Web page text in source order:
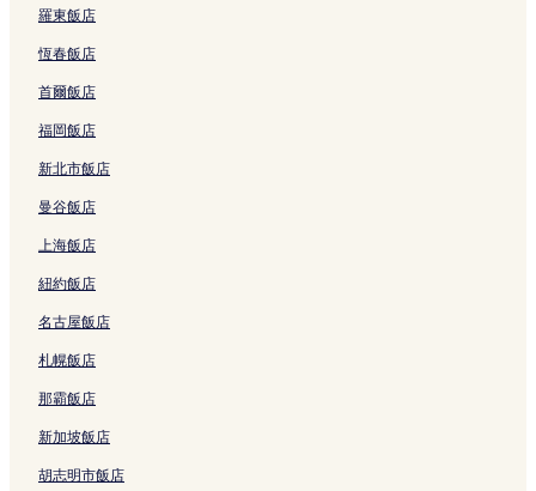
羅東飯店
恆春飯店
首爾飯店
福岡飯店
新北市飯店
曼谷飯店
上海飯店
紐約飯店
名古屋飯店
札幌飯店
那霸飯店
新加坡飯店
胡志明市飯店